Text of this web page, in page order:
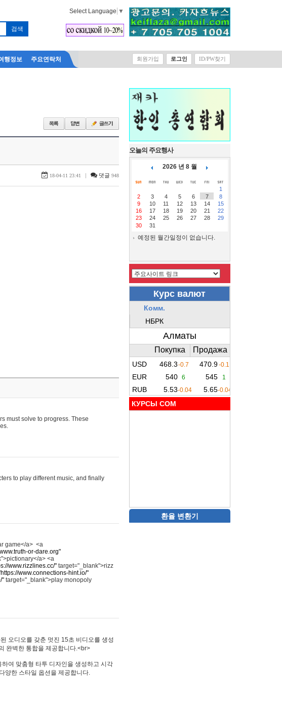
Select Language ▼
행정보 주요연락처 회원가입 로그인 ID/PW찾기
18-04-11 23:41 | 댓글 948
must solve to progress. These
to play different music, and finally
game</a> <a
or-dare.org"
a> <a
www.rizzlines.cc/" target="_blank">rizz
https://www.connections-hint.io/"
" target="_blank">play monopoly
오디오를 갖춘 멋진 15초 비디오를 생성
완벽한 통합을 제공합니다.<br>
여 맞춤형 타투 디자인을 생성하고 시각
양한 스타일 옵션을 제공합니다.
오늘의 주요행사
2026 년 8 월
1
2
3 4 5 6 7
8
9
10 11 12 13 14
15
16
17 18 19 20 21
22
23
24 25 26 27 28
29
30
31
예정된 월간일정이 없습니다.
КУРСЫ COM
환율 변환기